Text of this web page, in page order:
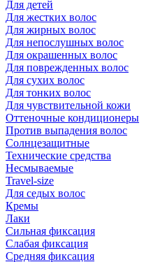
Для детей
Для жестких волос
Для жирных волос
Для непослушных волос
Для окрашенных волос
Для поврежденных волос
Для сухих волос
Для тонких волос
Для чувствительной кожи
Оттеночные кондиционеры
Против выпадения волос
Солнцезащитные
Технические средства
Несмываемые
Travel-size
Для седых волос
Кремы
Лаки
Сильная фиксация
Слабая фиксация
Средняя фиксация